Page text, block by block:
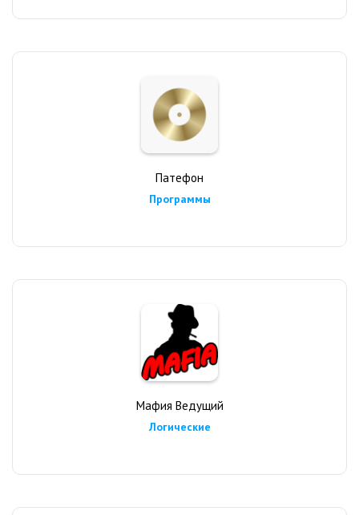
Патефон
Программы
Мафия Ведущий
Логические